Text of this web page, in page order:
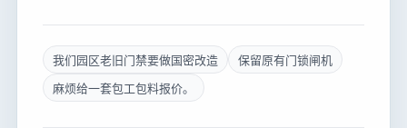
我们园区老旧门禁要做国密改造
保留原有门锁闸机
麻烦给一套包工包料报价。